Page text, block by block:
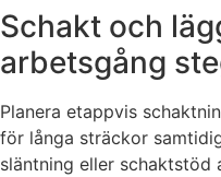
Schakt och
arbetsgång
Planera etappvis
för långa sträckor
släntning eller schaktstöd